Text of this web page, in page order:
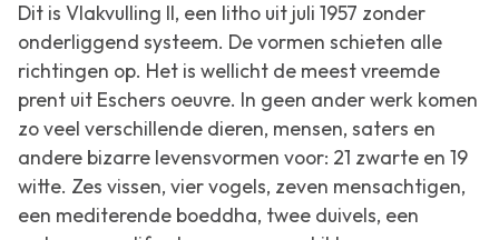
Dit is Vlakvulling II, een litho uit juli 1957 zonder
onderliggend systeem. De vormen schieten alle
richtingen op. Het is wellicht de meest vreemde
prent uit Eschers oeuvre. In geen ander werk komen
zo veel verschillende dieren, mensen, saters en
andere bizarre levensvormen voor: 21 zwarte en 19
witte. Zes vissen, vier vogels, zeven mensachtigen,
een mediterende boeddha, twee duivels, een